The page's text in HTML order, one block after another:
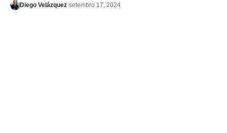
Diego Velázquez setembro 17, 2024